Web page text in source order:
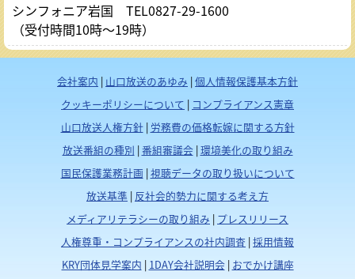
シンフォニア岩国 TEL0827-29-1600
（受付時間10時～19時）
会社案内 | 山口放送のあゆみ |個人情報保護基本方針
クッキーポリシーについて | コンプライアンス憲章
山口放送人権方針| 労務費の価格転嫁に関する方針
放送番組の種別 |番組審議会|環境美化の取り組み
国民保護業務計画 |視聴データの取り扱いについて
放送基準 | 反社会的勢力に関する考え方
メディアリテラシーの取り組み | プレスリリース
人権尊重・コンプライアンスの社内調査 |採用情報
KRY団体見学案内 | 1DAY会社説明会| おでかけ講座